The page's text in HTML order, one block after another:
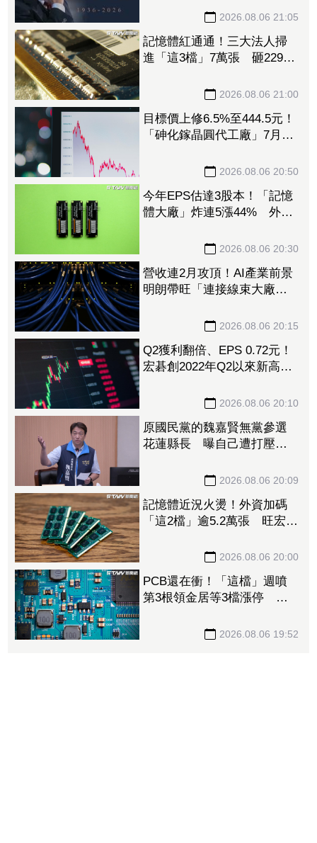
2026.08.06 21:05
記憶體紅通通！三大法人掃
進「這3檔」7萬張 砸229億
2026.08.06 21:00
目標價上修6.5%至444.5元！
「砷化鎵晶圓代工廠」7月營
開始貢獻營收 2026.08.06 20:50
今年EPS估達3股本！「記憶
體大廠」炸連5漲44% 外資
2026.08.06 20:30
營收連2月攻頂！AI產業前景
明朗帶旺「連接線束大廠」
2026.08.06 20:15
Q2獲利翻倍、EPS 0.72元！
宏碁創2022年Q2以來新高
2026.08.06 20:10
原國民黨的魏嘉賢無黨參選
花蓮縣長 曝自己遭打壓當
2026.08.06 20:09
記憶體近況火燙！外資加碼
「這2檔」逾5.2萬張 旺宏獲
2026.08.06 20:00
PCB還在衝！「這檔」週噴
第3根領金居等3檔漲停 台
2026.08.06 19:52